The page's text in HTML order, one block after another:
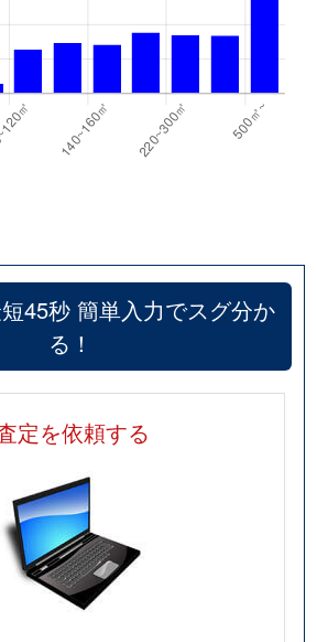
45秒 簡単入力でスグ分か
る！
定を依頼する